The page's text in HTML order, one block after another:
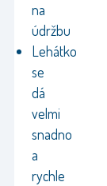
na
údržbu
Lehátko
se
dá
velmi
snadno
a
rychle